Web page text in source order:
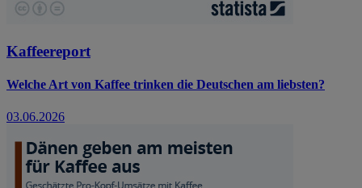
Kaffeereport
Welche Art von Kaffee trinken die Deutschen am liebsten?
03.06.2026